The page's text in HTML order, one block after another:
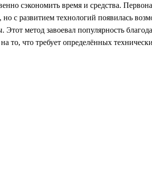
сэкономить время и средства.
с развитием технологий появилась
метод завоевал популярность
то, что требует определённых